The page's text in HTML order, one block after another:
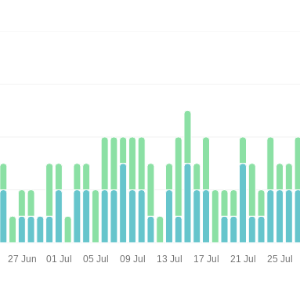
27 Jun 01 Jul 05 Jul 09 Jul 13 Jul 17 Jul 21 Jul 25 Jul